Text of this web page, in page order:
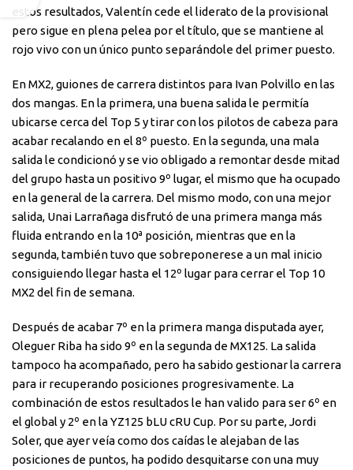
estos resultados, Valentín cede el liderato de la provisional
pero sigue en plena pelea por el título, que se mantiene al
rojo vivo con un único punto separándole del primer puesto.
En MX2, guiones de carrera distintos para Ivan Polvillo en las
dos mangas. En la primera, una buena salida le permitía
ubicarse cerca del Top 5 y tirar con los pilotos de cabeza para
acabar recalando en el 8º puesto. En la segunda, una mala
salida le condicionó y se vio obligado a remontar desde mitad
del grupo hasta un positivo 9º lugar, el mismo que ha ocupado
en la general de la carrera. Del mismo modo, con una mejor
salida, Unai Larrañaga disfrutó de una primera manga más
fluida entrando en la 10ª posición, mientras que en la
segunda, también tuvo que sobreponerese a un mal inicio
consiguiendo llegar hasta el 12º lugar para cerrar el Top 10
MX2 del fin de semana.
Después de acabar 7º en la primera manga disputada ayer,
Oleguer Riba ha sido 9º en la segunda de MX125. La salida
tampoco ha acompañado, pero ha sabido gestionar la carrera
para ir recuperando posiciones progresivamente. La
combinación de estos resultados le han valido para ser 6º en
el global y 2º en la YZ125 bLU cRU Cup. Por su parte, Jordi
Soler, que ayer veía como dos caídas le alejaban de las
posiciones de puntos, ha podido desquitarse con una muy